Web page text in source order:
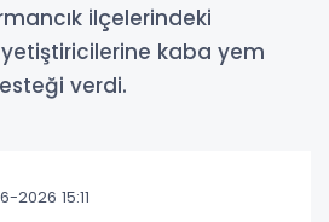
ilçelerindeki
kaba yem
verdi.
2026 15:11